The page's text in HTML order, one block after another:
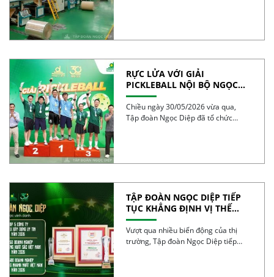
RỰC LỬA VỚI GIẢI
PICKLEBALL NỘI BỘ NGỌC
DIỆP 2026 – BÙNG NỔ TINH
THẦN 30 NĂM
Chiều ngày 30/05/2026 vừa qua,
Tập đoàn Ngọc Diệp đã tổ chức
TẬP ĐOÀN NGỌC DIỆP TIẾP
TỤC KHẲNG ĐỊNH VỊ THẾ
TRONG TOP 50 DOANH
NGHIỆP TĂNG TRƯỞNG XUẤT
SẮC VIỆT NAM 2026
Vượt qua nhiều biến động của thị
trường, Tập đoàn Ngọc Diệp tiếp